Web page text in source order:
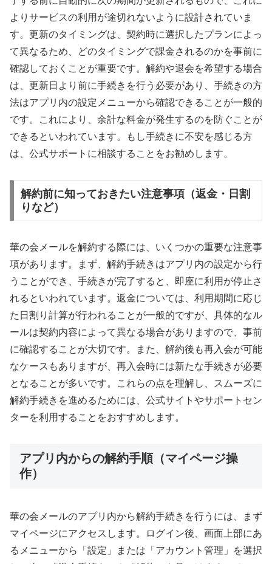
よりサービスの利用が途切れないように設計されていま
す。更新のタイミングは、契約時に選択したプランによっ
て異なるため、どのタイミングで課金されるのかを事前に
確認しておくことが重要です。解約や退会を希望する場合
は、更新日より前に手続きを行う必要があり、手続きの方
法はアプリ内の設定メニューから確認できることが一般的
です。これにより、余計な料金が発生するのを防ぐことが
できるといわれています。もし手続きに不安を感じる方
は、公式サポートに相談することをお勧めします。
解約前に知っておきたい注意事項（返金・日割
りなど）
華の会メールを解約する際には、いくつかの重要な注意事
項があります。まず、解約手続きはアプリ内の設定から行
うことができ、手続きが完了すると、即座に利用が停止さ
れるといわれています。返金については、利用期間に応じ
た日割り計算が行われることが一般的ですが、具体的なル
ールは契約内容によって異なる場合がありますので、事前
に確認することが大切です。また、解約後も再入会が可能
なケースもありますが、再入会時には新たな手続きが必要
となることが多いです。これらの点を理解し、スムーズに
解約手続きを進めるためには、公式サイトやサポートセン
ターを利用することをおすすめします。
アプリ内からの解約手順（マイページ操
作）
華の会メールのアプリ内から解約手続きを行うには、まず
マイページにアクセスします。ログイン後、画面上部にあ
るメニューから「設定」または「アカウント管理」を選択